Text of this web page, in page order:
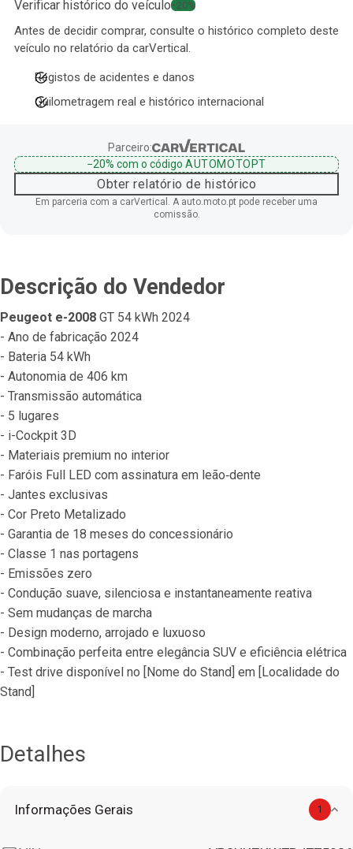
Verificar histórico do veículo−20%
Antes de decidir comprar, consulte o histórico completo deste
veículo no relatório da carVertical.
Registos de acidentes e danos
Quilometragem real e histórico internacional
Parceiro:
−20%com o código AUTOMOTOPT
Obter relatório de histórico
Em parceria com a carVertical. A auto.moto.pt pode receber uma
comissão.
Descrição do Vendedor
Peugeot e-2008 GT 54 kWh 2024
- Ano de fabricação 2024
- Bateria 54 kWh
- Autonomia de 406 km
- Transmissão automática
- 5 lugares
- i-Cockpit 3D
- Materiais premium no interior
- Faróis Full LED com assinatura em leão‐dente
- Jantes exclusivas
- Cor Preto Metalizado
- Garantia de 18 meses do concessionário
- Classe 1 nas portagens
- Emissões zero
- Condução suave, silenciosa e instantaneamente reativa
- Sem mudanças de marcha
- Design moderno, arrojado e luxuoso
- Combinação perfeita entre elegância SUV e eficiência elétrica
- Test drive disponível no [Nome do Stand] em [Localidade do
Stand]
Detalhes
Informações Gerais 1